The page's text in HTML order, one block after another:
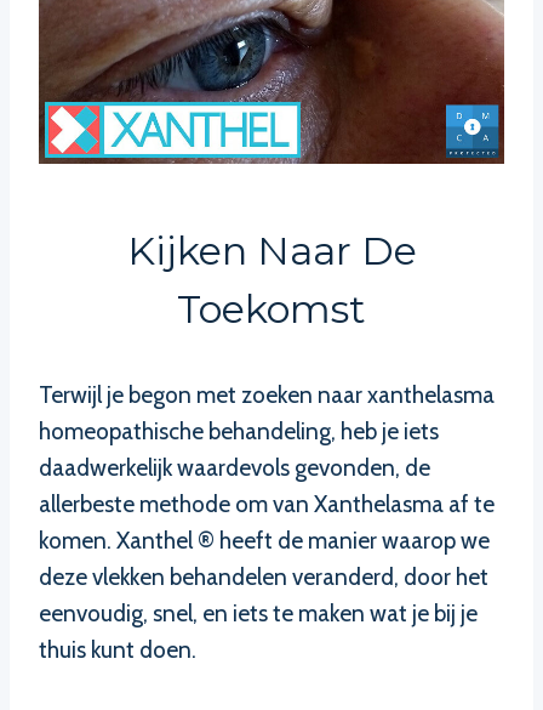
Kijken Naar De
Toekomst
Terwijl je begon met zoeken naar xanthelasma
homeopathische behandeling, heb je iets
daadwerkelijk waardevols gevonden, de
allerbeste methode om van Xanthelasma af te
komen. Xanthel ® heeft de manier waarop we
deze vlekken behandelen veranderd, door het
eenvoudig, snel, en iets te maken wat je bij je
thuis kunt doen.